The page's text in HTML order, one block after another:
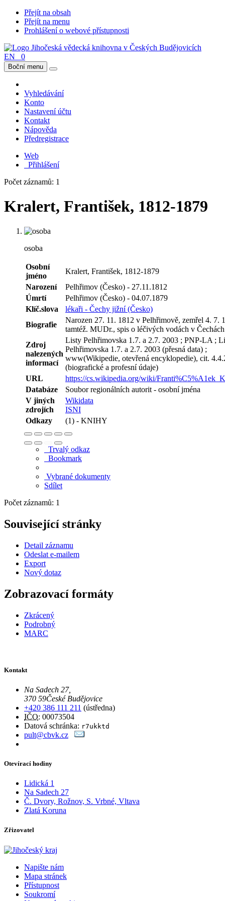
Přejít na obsah
Přejít na menu
Prohlášení o webové přístupnosti
EN 0
Boční menu
Vyhledávání
Konto
Nastavení účtu
Kontakt
Nápověda
Předregistrace
Web
Přihlášení
Počet záznamů: 1
Kralert, František, 1812-1879
osoba
Osobní
jméno
Kralert, František, 1812-1879
Narození
Pelhřimov (Česko) - 27.11.1812
Úmrtí
Pelhřimov (Česko) - 04.07.1879
Klíč.slova
lékaři - Čechy jižní (Česko)
Biografie
Narozen 27. 11. 1812 v Pelhřimově, zemřel 4. 7.
tamtéž. MUDr., spis o léčivých vodách v
Zdroj
nalezených
informací
Listy Pelhřimovska 1.7. a 2.7. 2003 ; PNP-LA ;
Pelhřimovska 1.7. a 2.7. 2003 (přesná data) ;
www(Wikipedie, otevřená encyklopedie), cit.
(biografické a profesní údaje)
URL
https://cs.wikipedia.org/wiki/
Databáze
Soubor regionálních autorit - osobní jména
V jiných
zdrojích
Wikidata
ISNI
Odkazy
(1) - KNIHY
Trvalý odkaz
Bookmark
Vybrané dokumenty
Sdílet
Počet záznamů: 1
Související stránky
Detail záznamu
Odeslat e-mailem
Export
Nový dotaz
Zobrazovací formáty
Zkrácený
Podrobný
MARC
Kontakt
Na Sadech 27,
370 59České Budějovice
+420 386 111 211 (ústředna)
IČO: 00073504
Datová schránka: r7ukktd
pult@cbvk.cz
Otevírací hodiny
Lidická 1
Na Sadech 27
Č. Dvory, Rožnov, S. Vrbné, Vltava
Zlatá Koruna
Zřizovatel
Napište nám
Mapa stránek
Přístupnost
Soukromí